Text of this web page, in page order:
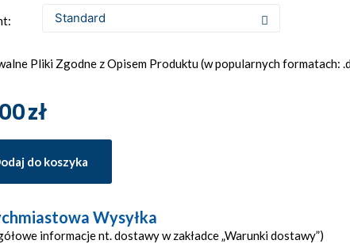
Pliki Zgodne z Opisem Produktu (w popularnych formatach:
zł
do koszyka
Wysyłka
informacje nt. dostawy w zakładce „Warunki dostawy”)